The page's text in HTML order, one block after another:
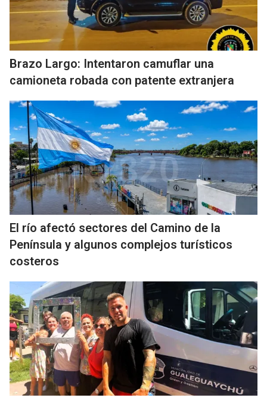
Brazo Largo: Intentaron camuflar una
camioneta robada con patente extranjera
El río afectó sectores del Camino de la
Península y algunos complejos turísticos
costeros